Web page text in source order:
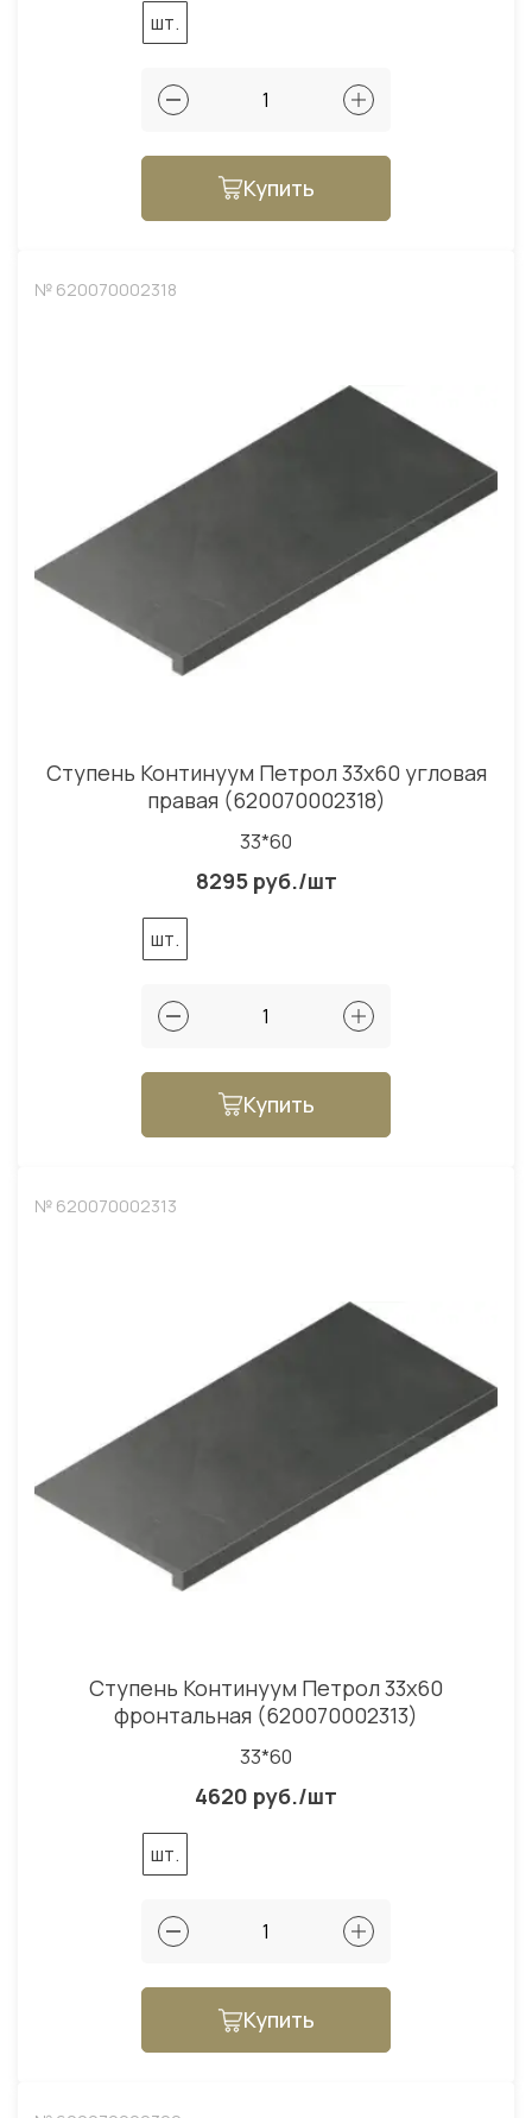
шт.
Купить
№ 620070002318
Ступень Континуум Петрол 33x60 угловая
правая (620070002318)
33*60
8295 руб./шт
шт.
Купить
№ 620070002313
Ступень Континуум Петрол 33x60
фронтальная (620070002313)
33*60
4620 руб./шт
шт.
Купить